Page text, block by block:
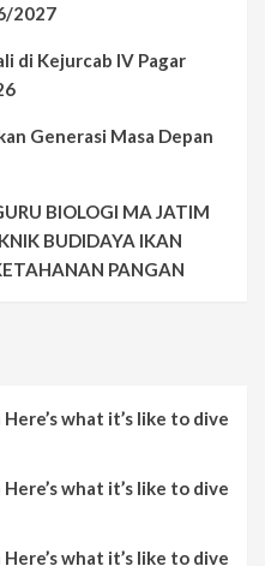
2027
di Kejurcab IV Pagar
Generasi Masa Depan
BIOLOGI MA JATIM
BUDIDAYA IKAN
PANGAN
Here’s what it’s like to dive
Here’s what it’s like to dive
Here’s what it’s like to dive